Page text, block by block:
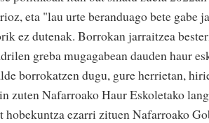
eta "lau urte beranduago bete gabe
ez dutenak. Borrokan jarraitzea
greba mugagabean dauden haur
borrokatzen dugu, gure herrietan,
zuten Nafarroako Haur Eskoletako
hobekuntza ezarri zituen Nafarroako